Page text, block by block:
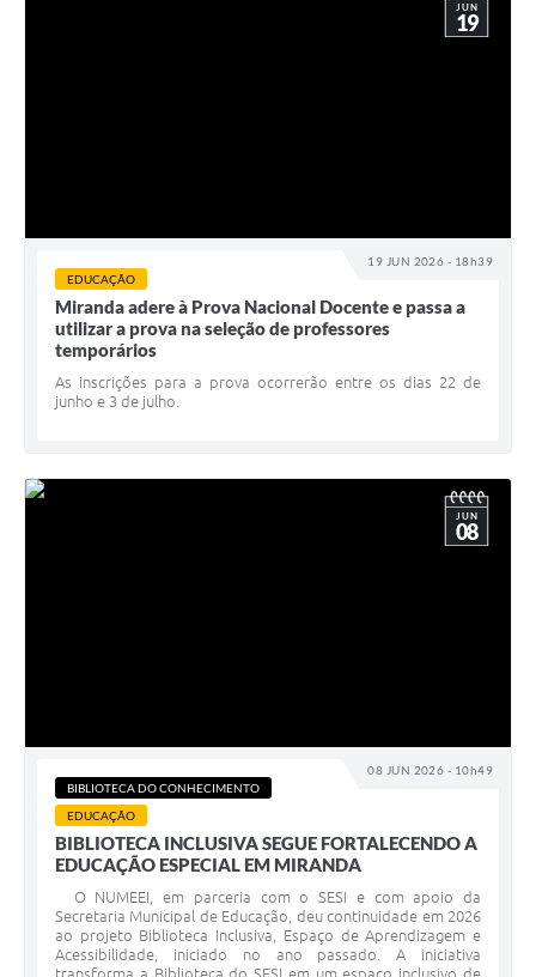
19 JUN 2026 - 18h39
JUN
19
EDUCAÇÃO
Miranda adere à Prova Nacional Docente e passa a
utilizar a prova na seleção de professores
temporários
As inscrições para a prova ocorrerão entre os dias 22 de
junho e 3 de julho.
08 JUN 2026 - 10h49
JUN
08
BIBLIOTECA DO CONHECIMENTO
EDUCAÇÃO
BIBLIOTECA INCLUSIVA SEGUE FORTALECENDO A
EDUCAÇÃO ESPECIAL EM MIRANDA
O NUMEEI, em parceria com o SESI e com apoio da
Secretaria Municipal de Educação, deu continuidade em 2026
ao projeto Biblioteca Inclusiva, Espaço de Aprendizagem e
Acessibilidade, iniciado no ano passado. A iniciativa
transforma a Biblioteca do SESI em um espaço inclusivo de